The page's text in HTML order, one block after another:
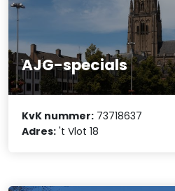
AJG-specials
KvK nummer: 73718637
Adres: 't Vlot 18